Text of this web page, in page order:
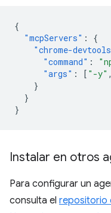
{
"mcpServers" :
{
"chrome-
"command" :
"args" : [ "-y" ,
}
}
}
Instalar en otros
Para configurar un
consulta el repositorio